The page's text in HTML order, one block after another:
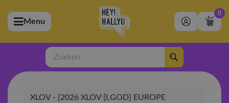
(Artiesten)
(Merchandise)
(Exclusive)
Menu
0
Zoeken
XLOV - [2026 XLOV [I,GOD] EUROPE